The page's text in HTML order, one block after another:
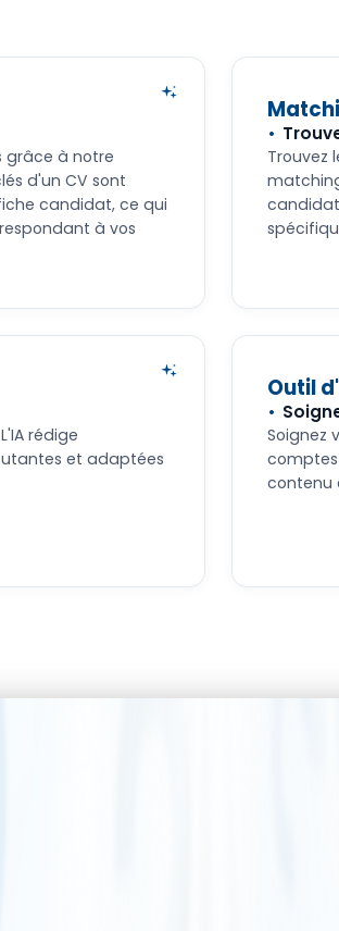
grâce à notre
d'un CV sont
candidat, ce qui
à vos
Trouvez
rédige
et adaptées
Outil
Soignez
contenu